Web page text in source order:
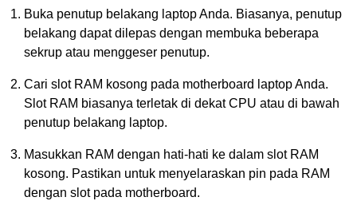
Buka penutup belakang laptop Anda. Biasanya, penutup
belakang dapat dilepas dengan membuka beberapa
sekrup atau menggeser penutup.
Cari slot RAM kosong pada motherboard laptop Anda.
Slot RAM biasanya terletak di dekat CPU atau di bawah
penutup belakang laptop.
Masukkan RAM dengan hati-hati ke dalam slot RAM
kosong. Pastikan untuk menyelaraskan pin pada RAM
dengan slot pada motherboard.